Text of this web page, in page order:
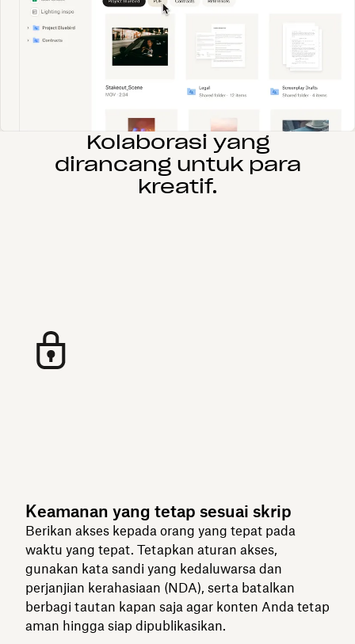
Kolaborasi yang
dirancang untuk para
kreatif.
Keamanan yang tetap sesuai skrip
Berikan akses kepada orang yang tepat pada
waktu yang tepat. Tetapkan aturan akses,
gunakan kata sandi yang kedaluwarsa dan
perjanjian kerahasiaan (NDA), serta batalkan
berbagi tautan kapan saja agar konten Anda tetap
aman hingga siap dipublikasikan.